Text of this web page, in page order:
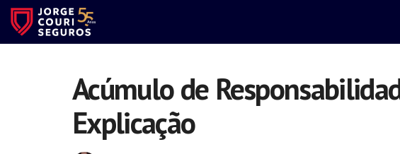
Acúmulo de
Explicação